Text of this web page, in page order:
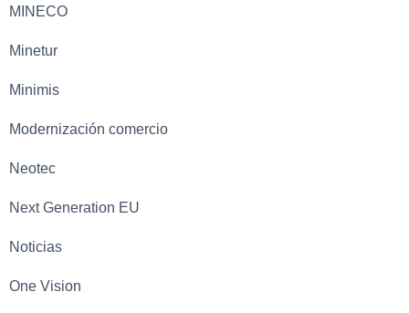
MINECO
Minetur
Minimis
Modernización comercio
Neotec
Next Generation EU
Noticias
One Vision